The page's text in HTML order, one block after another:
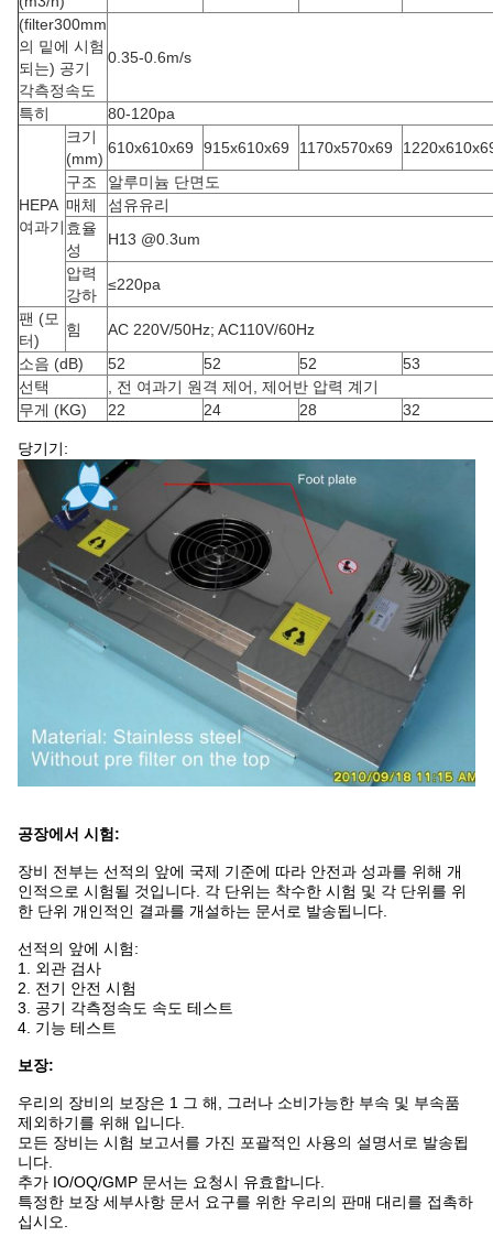
(filter300mm
의 밑에 시험
되는) 공기
각측정속도
0.35-0.6m/s
특히 80-120pa
HEPA
여과기
크기
(mm)
610x610x69 915x610x69 1170x570x69
구조
알루미늄 단면도
매체
섬유유리
효율
성
H13 @0.3um
압력
강하
≤220pa
팬 (모
터)
힘
AC 220V/50Hz; AC110V/60Hz
소음 (dB)
52 52 52
53
선택
, 전 여과기 원격 제어, 제어반 압력 계기
무게 (KG)
22 24 28 32
당기기:
공장에서 시험:
장비 전부는 선적의 앞에 국제 기준에 따라 안전과 성과를 위해 개
인적으로 시험될 것입니다. 각 단위는 착수한 시험 및 각 단위를 위
한 단위 개인적인 결과를 개설하는 문서로 발송됩니다.
선적의 앞에 시험:
1. 외관 검사
2. 전기 안전 시험
3. 공기 각측정속도 속도 테스트
4. 기능 테스트
보장:
우리의 장비의 보장은 1 그 해, 그러나 소비가능한 부속 및 부속품
제외하기를 위해 입니다.
모든 장비는 시험 보고서를 가진 포괄적인 사용의 설명서로 발송됩
니다.
추가 IO/OQ/GMP 문서는 요청시 유효합니다.
특정한 보장 세부사항 문서 요구를 위한 우리의 판매 대리를 접촉하
십시오.